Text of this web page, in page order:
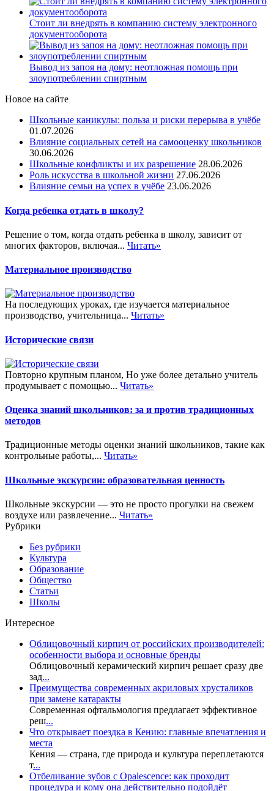
Стоит ли внедрять в компанию систему электронного
документооборота
Вывод из запоя на дому: неотложная помощь при
злоупотреблении спиртным
Новое на сайте
Школьные каникулы: польза и риски перерыва в учёбе
01.07.2026
Влияние социальных сетей на самооценку школьников
30.06.2026
Школьные конфликты и их разрешение 28.06.2026
Роль искусства в школьной жизни 27.06.2026
Влияние семьи на успех в учёбе 23.06.2026
Когда ребенка отдать в школу?
Решение о том, когда отдать ребенка в школу, зависит от
многих факторов, включая... Читать»
Материальное производство
На последующих уроках, где изучается материальное
производство, учительница... Читать»
Исторические связи
Повторно крупным планом, Но уже более детально учитель
продумывает с помощью... Читать»
Оценка знаний школьников: за и против традиционных
методов
Традиционные методы оценки знаний школьников, такие как
контрольные работы,... Читать»
Школьные экскурсии: образовательная ценность
Школьные экскурсии — это не просто прогулки на свежем
воздухе или развлечение... Читать»
Рубрики
Без рубрики
Культура
Образование
Общество
Статьи
Школы
Интересное
Облицовочный кирпич от российских производителей:
особенности выбора и основные бренды
Облицовочный керамический кирпич решает сразу две
зад...
Преимущества современных акриловых хрусталиков
при замене катаракты
Современная офтальмология предлагает эффективное
реш...
Что открывает поездка в Кению: главные впечатления и
места
Кения — страна, где природа и культура переплетаются
т...
Отбеливание зубов с Opalescence: как проходит
процедура и кому она действительно подойдёт